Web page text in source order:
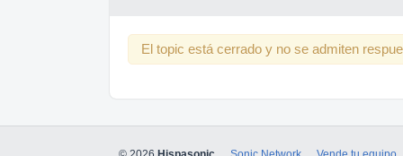
El topic está cerrado y no se admiten